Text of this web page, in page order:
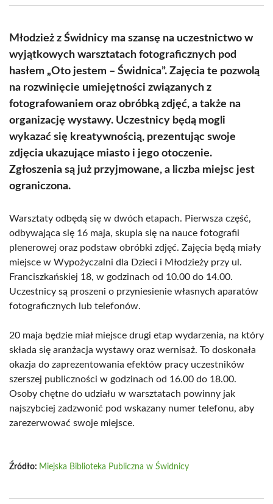
(Twitter)
Młodzież z Świdnicy ma szansę na uczestnictwo w
wyjątkowych warsztatach fotograficznych pod
hasłem „Oto jestem – Świdnica”. Zajęcia te pozwolą
na rozwinięcie umiejętności związanych z
fotografowaniem oraz obróbką zdjęć, a także na
organizację wystawy. Uczestnicy będą mogli
wykazać się kreatywnością, prezentując swoje
zdjęcia ukazujące miasto i jego otoczenie.
Zgłoszenia są już przyjmowane, a liczba miejsc jest
ograniczona.
Warsztaty odbędą się w dwóch etapach. Pierwsza część,
odbywająca się 16 maja, skupia się na nauce fotografii
plenerowej oraz podstaw obróbki zdjęć. Zajęcia będą miały
miejsce w Wypożyczalni dla Dzieci i Młodzieży przy ul.
Franciszkańskiej 18, w godzinach od 10.00 do 14.00.
Uczestnicy są proszeni o przyniesienie własnych aparatów
fotograficznych lub telefonów.
20 maja będzie miał miejsce drugi etap wydarzenia, na który
składa się aranżacja wystawy oraz wernisaż. To doskonała
okazja do zaprezentowania efektów pracy uczestników
szerszej publiczności w godzinach od 16.00 do 18.00.
Osoby chętne do udziału w warsztatach powinny jak
najszybciej zadzwonić pod wskazany numer telefonu, aby
zarezerwować swoje miejsce.
Źródło: Miejska Biblioteka Publiczna w Świdnicy